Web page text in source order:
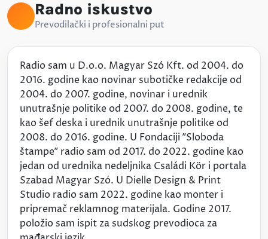
Radno iskustvo
Prevodilački i profesionalni put
Radio sam u D.o.o. Magyar Szó Kft. od 2004. do
2016. godine kao novinar subotičke redakcije od
2004. do 2007. godine, novinar i urednik
unutrašnje politike od 2007. do 2008. godine, te
kao šef deska i urednik unutrašnje politike od
2008. do 2016. godine. U Fondaciji ˮSloboda
štampeˮ radio sam od 2017. do 2022. godine kao
jedan od urednika nedeljnika Családi Kör i portala
Szabad Magyar Szó. U Dielle Design & Print
Studio radio sam 2022. godine kao monter i
pripremač reklamnog materijala. Godine 2017.
položio sam ispit za sudskog prevodioca za